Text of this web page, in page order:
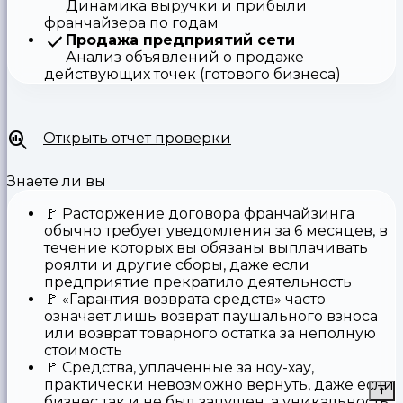
Динамика выручки и прибыли
франчайзера по годам
Продажа предприятий сети
Анализ объявлений о продаже
действующих точек (готового бизнеса)
Открыть отчет проверки
Знаете ли вы
🚩 Расторжение договора франчайзинга
обычно требует уведомления за 6 месяцев, в
течение которых вы обязаны выплачивать
роялти и другие сборы, даже если
предприятие прекратило деятельность
🚩 «Гарантия возврата средств» часто
означает лишь возврат паушального взноса
или возврат товарного остатка за неполную
стоимость
🚩 Средства, уплаченные за ноу-хау,
практически невозможно вернуть, даже если